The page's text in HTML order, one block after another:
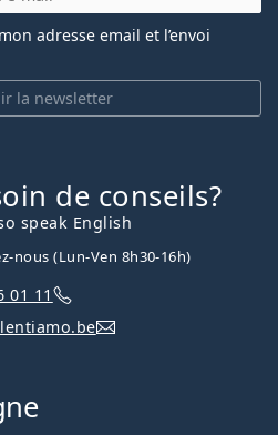
la newsletter
adresse email et l’envoi
de conseils?
speak English
nous (Lun-Ven 8h30-16h)
01 11